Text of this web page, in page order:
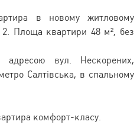
в новому житловому
Площа квартири 48 м², без
адресою вул. Нескорених,
Салтівська, в спальному
комфорт-класу.